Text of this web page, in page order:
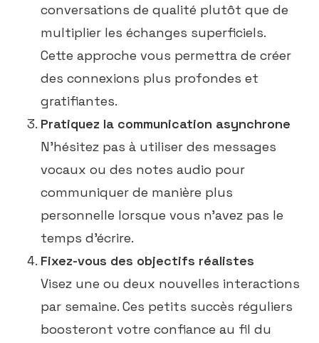
conversations de qualité plutôt que de
multiplier les échanges superficiels.
Cette approche vous permettra de créer
des connexions plus profondes et
gratifiantes.
Pratiquez la communication asynchrone
N’hésitez pas à utiliser des messages
vocaux ou des notes audio pour
communiquer de manière plus
personnelle lorsque vous n’avez pas le
temps d’écrire.
Fixez-vous des objectifs réalistes
Visez une ou deux nouvelles interactions
par semaine. Ces petits succès réguliers
boosteront votre confiance au fil du